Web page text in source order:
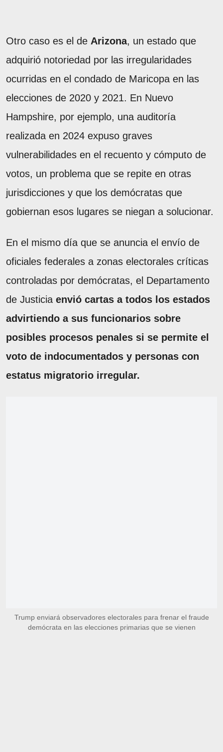
Otro caso es el de Arizona, un estado que
adquirió notoriedad por las irregularidades
ocurridas en el condado de Maricopa en las
elecciones de 2020 y 2021. En Nuevo
Hampshire, por ejemplo, una auditoría
realizada en 2024 expuso graves
vulnerabilidades en el recuento y cómputo de
votos, un problema que se repite en otras
jurisdicciones y que los demócratas que
gobiernan esos lugares se niegan a solucionar.
En el mismo día que se anuncia el envío de
oficiales federales a zonas electorales críticas
controladas por demócratas, el Departamento
de Justicia envió cartas a todos los estados
advirtiendo a sus funcionarios sobre
posibles procesos penales si se permite el
voto de indocumentados y personas con
estatus migratorio irregular.
Trump enviará observadores electorales para frenar el fraude
demócrata en las elecciones primarias que se vienen